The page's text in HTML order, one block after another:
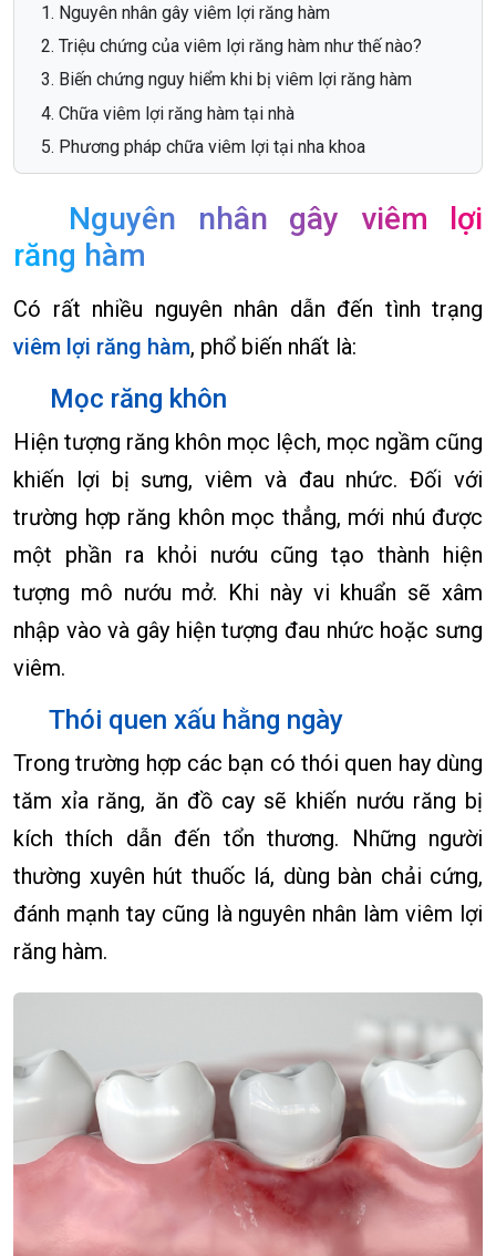
Nguyên nhân gây viêm lợi răng hàm
Triệu chứng của viêm lợi răng hàm như thế nào?
Biến chứng nguy hiểm khi bị viêm lợi răng hàm
Chữa viêm lợi răng hàm tại nhà
Phương pháp chữa viêm lợi tại nha khoa
Nguyên nhân gây viêm lợi
răng hàm
Có rất nhiều nguyên nhân dẫn đến tình trạng
viêm lợi răng hàm, phổ biến nhất là:
Mọc răng khôn
Hiện tượng răng khôn mọc lệch, mọc ngầm cũng
khiến lợi bị sưng, viêm và đau nhức. Đối với
trường hợp răng khôn mọc thẳng, mới nhú được
một phần ra khỏi nướu cũng tạo thành hiện
tượng mô nướu mở. Khi này vi khuẩn sẽ xâm
nhập vào và gây hiện tượng đau nhức hoặc sưng
viêm.
Thói quen xấu hằng ngày
Trong trường hợp các bạn có thói quen hay dùng
tăm xỉa răng, ăn đồ cay sẽ khiến nướu răng bị
kích thích dẫn đến tổn thương. Những người
thường xuyên hút thuốc lá, dùng bàn chải cứng,
đánh mạnh tay cũng là nguyên nhân làm viêm lợi
răng hàm.